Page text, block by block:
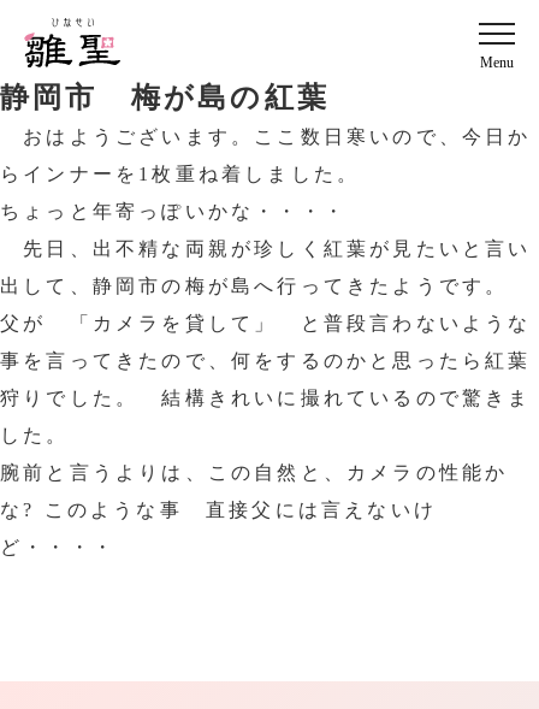
Menu
静岡市 梅が島の紅葉
おはようございます。ここ数日寒いので、今日か
らインナーを1枚重ね着しました。
ちょっと年寄っぽいかな・・・・
先日、出不精な両親が珍しく紅葉が見たいと言い
出して、静岡市の梅が島へ行ってきたようです。
父が 「カメラを貸して」 と普段言わないような
事を言ってきたので、何をするのかと思ったら紅葉
狩りでした。 結構きれいに撮れているので驚きま
した。
腕前と言うよりは、この自然と、カメラの性能か
な? このような事 直接父には言えないけ
ど・・・・